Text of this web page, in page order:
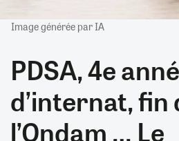
Image générée par IA
PDSA, 4e
d’internat, fin
l’Ondam … Le